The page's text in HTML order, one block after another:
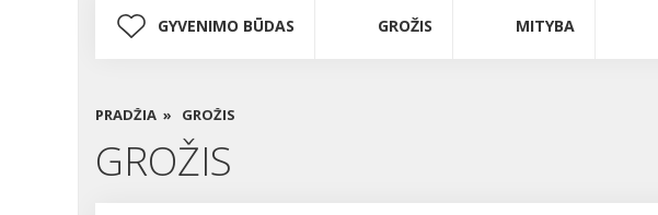
GYVENIMO BŪDAS GROŽIS MITYBA
PRADŽIA » GROŽIS
GROŽIS